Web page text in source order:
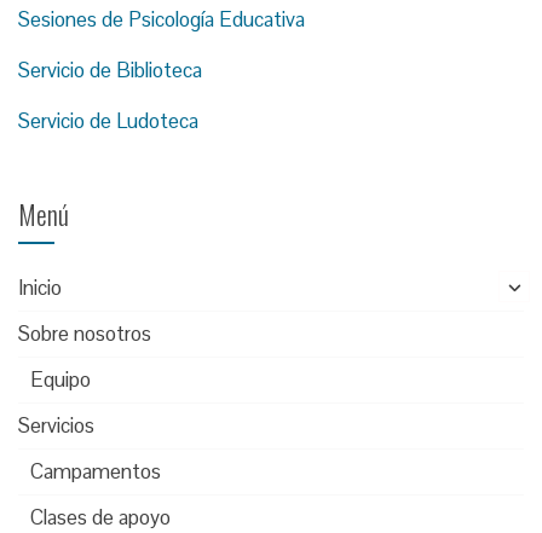
Sesiones de Psicología Educativa
Servicio de Biblioteca
Servicio de Ludoteca
Menú
Inicio
Sobre nosotros
Equipo
Servicios
Campamentos
Clases de apoyo